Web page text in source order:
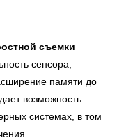
съемки
сенсора,
памяти до
возможность
системах, в том